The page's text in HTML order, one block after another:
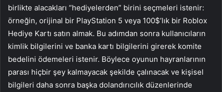
birlikte alacakları “hediyelerden” birini seçmeleri istenir:
örneğin, orijinal bir PlayStation 5 veya 100$’lık bir Roblox
Hediye Kartı satın almak. Bu adımdan sonra kullanıcıların
kimlik bilgilerini ve banka kartı bilgilerini girerek komite
bedelini ödemeleri istenir. Böylece oyunun hayranlarının
parası hiçbir şey kalmayacak şekilde çalınacak ve kişisel
bilgileri daha sonra başka dolandırıcılık düzenlerinde